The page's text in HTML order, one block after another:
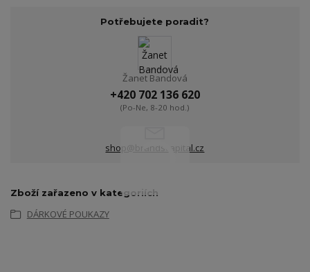
Potřebujete poradit?
Žanet Bandová
+420 702 136 620
(Po-Ne, 8-20 hod.)
shop@brandscapital.cz
Zboží zařazeno v kategoriích
DÁRKOVÉ POUKAZY